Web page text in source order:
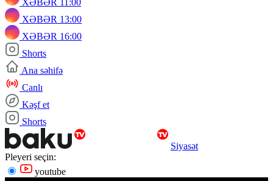
XƏBƏR 11:00
XƏBƏR 13:00
XƏBƏR 16:00
Shorts
Ana səhifə
Canlı
Kəşf et
Shorts
Siyasət
Pleyeri seçin:
youtube